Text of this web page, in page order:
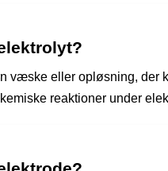
væske eller opløsning, der
reaktioner under